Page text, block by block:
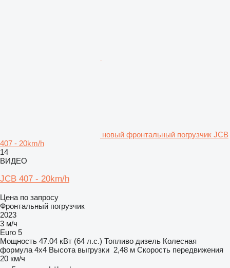
новый фронтальный погрузчик JCB
407 - 20km/h
14
ВИДЕО
JCB 407 - 20km/h
Цена по запросу
Фронтальный погрузчик
2023
3 м/ч
Euro 5
Мощность 47.04 кВт (64 л.с.) Топливо дизель Колесная
формула 4x4 Высота выгрузки 2,48 м Скорость передвижения
20 км/ч